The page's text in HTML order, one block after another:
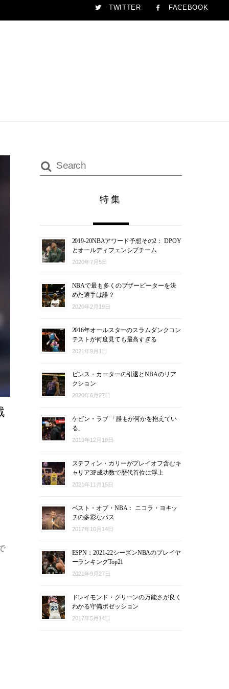
TWITTER FACEBOOK
特集
2019-20NBAアワード予想その2： DPOY
とオールディフェンシブチーム
2020年7月5日
NBAで最も多くのブザービーターを決
めた選手は誰？
2020年2月19日
2016年オールスターのスラムダンクコン
テストが何度見ても最高すぎる
2021年9月1日
ビンス・カーターの引退とNBAのリア
クション
2020年6月27日
ケビン・ラブ 「誰もが何かを抱えてい
る」
2019年12月19日
ステフィン・カリーがプレイオフ含むキ
ャリア3P成功数で歴代首位に浮上
2021年11月15日
ベスト・オブ・NBA： ニコラ・ヨキッ
チの多彩なパス
2017年10月14日
ESPN：2021-22シーズンNBAのプレイヤ
ーランキングTop21
2021年9月27日
ドレイモンド・グリーンの万能さが良く
わかる守備ポゼッション
2017年5月14日